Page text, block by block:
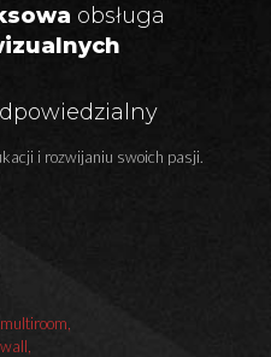
obsługa
i rozwijaniu swoich pasji.